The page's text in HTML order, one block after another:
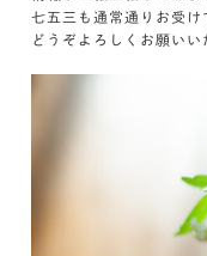
七五三も通常通りお受け
どうぞよろしくお願いい